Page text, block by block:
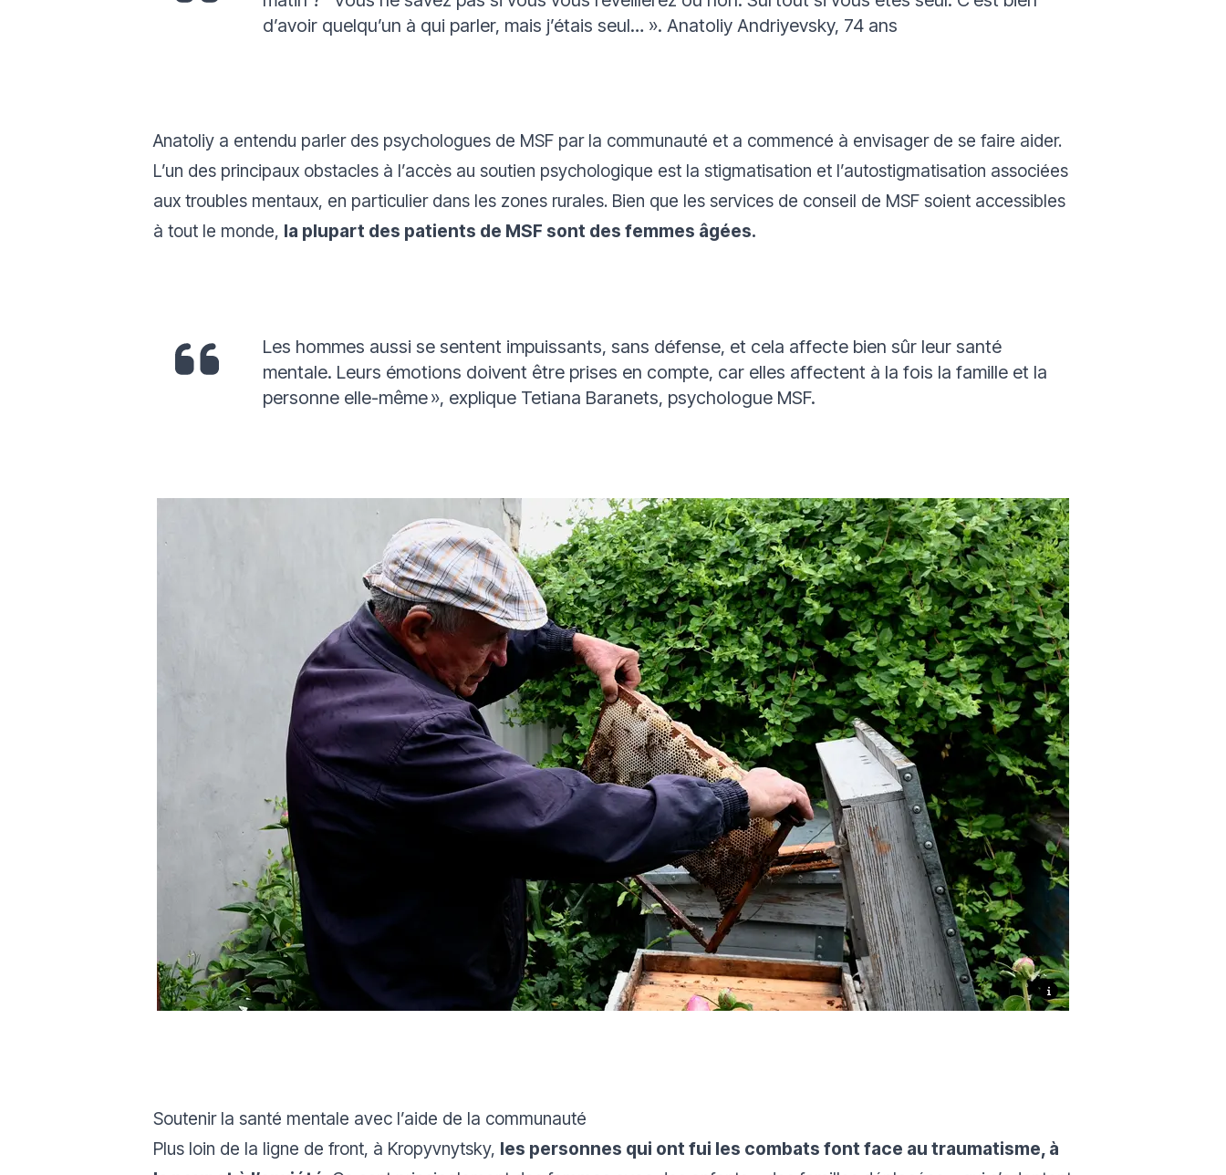
d’avoir quelqu’un à qui parler, mais j’étais seul… ». Anatoliy Andriyevsky, 74 ans
Anatoliy a entendu parler des psychologues de MSF par la communauté et a commencé à envisager de se faire aider.
L’un des principaux obstacles à l’accès au soutien psychologique est la stigmatisation et l’autostigmatisation associées
aux troubles mentaux, en particulier dans les zones rurales. Bien que les services de conseil de MSF soient accessibles
à tout le monde, la plupart des patients de MSF sont des femmes âgées.
Les hommes aussi se sentent impuissants, sans défense, et cela affecte bien sûr leur santé
mentale. Leurs émotions doivent être prises en compte, car elles affectent à la fois la famille et la
personne elle-même », explique Tetiana Baranets, psychologue MSF.
Soutenir la santé mentale avec l’aide de la communauté
Plus loin de la ligne de front, à Kropyvnytsky, les personnes qui ont fui les combats font face au traumatisme, à